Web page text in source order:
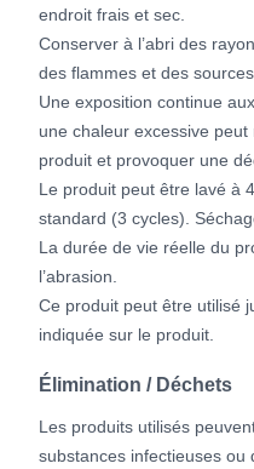
endroit frais et sec.
Conserver à l’abri des
des flammes et des sources
Une exposition continue
une chaleur excessive
produit et provoquer une
Le produit peut être lavé à
standard (3 cycles).
La durée de vie réelle du
l’abrasion.
Ce produit peut être utilisé
indiquée sur le produit.
Élimination / Déchets
Les produits utilisés
substances infectieuses ou